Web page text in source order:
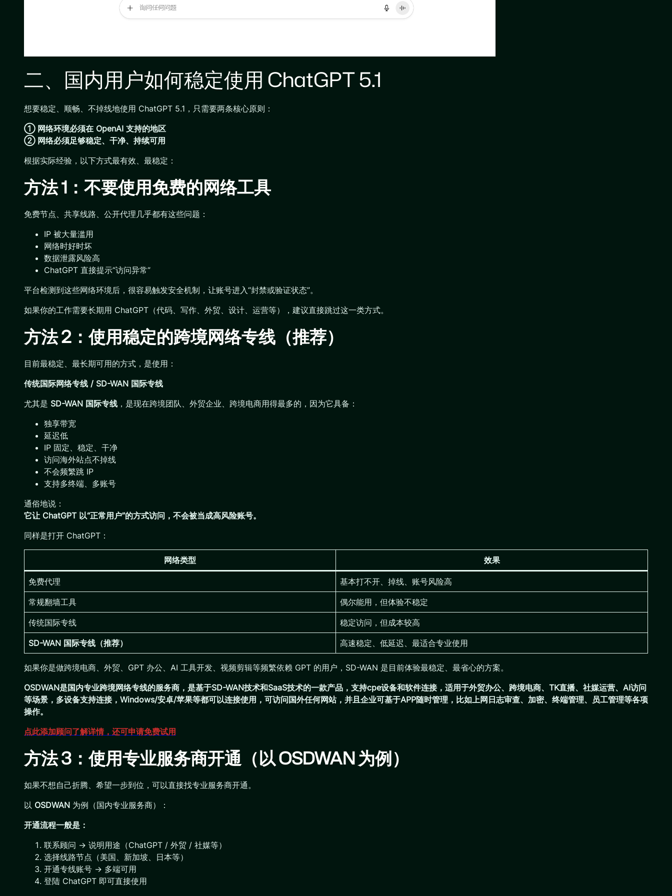
二、国内用户如何稳定使用 ChatGPT 5.1
想要稳定、顺畅、不掉线地使用 ChatGPT 5.1，只需要两条核心原则：
① 网络环境必须在 OpenAI 支持的地区
② 网络必须足够稳定、干净、持续可用
根据实际经验，以下方式最有效、最稳定：
方法 1：不要使用免费的网络工具
免费节点、共享线路、公开代理几乎都有这些问题：
IP 被大量滥用
网络时好时坏
数据泄露风险高
ChatGPT 直接提示“访问异常”
平台检测到这些网络环境后，很容易触发安全机制，让账号进入“封禁或验证状态”。
如果你的工作需要长期用 ChatGPT（代码、写作、外贸、设计、运营等），建议直接跳过这一类方式。
方法 2：使用稳定的跨境网络专线（推荐）
目前最稳定、最长期可用的方式，是使用：
传统国际网络专线 / SD-WAN 国际专线
尤其是 SD-WAN 国际专线 ，是现在跨境团队、外贸企业、跨境电商用得最多的，因为它具备：
独享带宽
延迟低
IP 固定、稳定、干净
访问海外站点不掉线
不会频繁跳 IP
支持多终端、多账号
通俗地说：
它让 ChatGPT 以“正常用户”的方式访问，不会被当成高风险账号。
同样是打开 ChatGPT：
网络类型 效果
免费代理 基本打不开、掉线、账号风险高
常规翻墙工具 偶尔能用，但体验不稳定
传统国际专线 稳定访问，但成本较高
SD-WAN 国际专线（推荐） 高速稳定、低延迟、最适合专业使用
如果你是做跨境电商、外贸、GPT 办公、AI 工具开发、视频剪辑等频繁依赖 GPT 的用户，SD-WAN 是目前体验最稳定、最省心的方案。
OSDWAN是国内专业跨境网络专线的服务商，是基于SD-WAN技术和SaaS技术的一款产品，支持cpe设备和软件连接，适用于外贸办公、跨境电商、TK直播、社媒运营、AI访问
等场景，多设备支持连接，Windows/安卓/苹果等都可以连接使用，可访问国外任何网站，并且企业可基于APP随时管理，比如上网日志审查、加密、终端管理、员工管理等各项
操作。
点此添加顾问了解详情，还可申请免费试用
方法 3：使用专业服务商开通（以 OSDWAN 为例）
如果不想自己折腾、希望一步到位，可以直接找专业服务商开通。
以 OSDWAN 为例（国内专业服务商）：
开通流程一般是：
联系顾问 → 说明用途（ChatGPT / 外贸 / 社媒等）
选择线路节点（美国、新加坡、日本等）
开通专线账号 → 多端可用
登陆 ChatGPT 即可直接使用